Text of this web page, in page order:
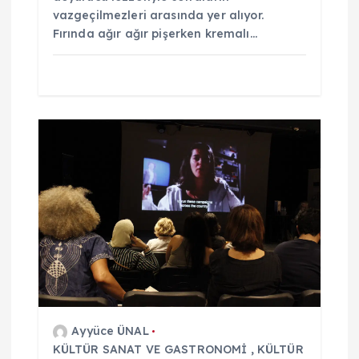
vazgeçilmezleri arasında yer alıyor.
Fırında ağır ağır pişerken kremalı…
Ayyüce ÜNAL
KÜLTÜR SANAT VE GASTRONOMİ , KÜLTÜR